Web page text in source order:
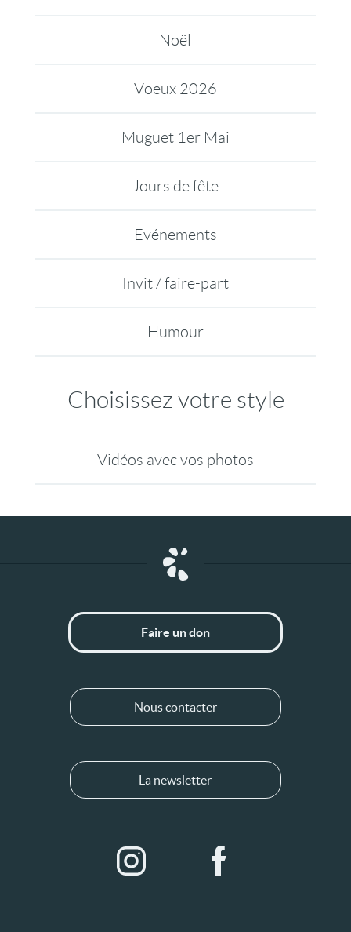
Noël
Voeux 2026
Muguet 1er Mai
Jours de fête
Evénements
Invit / faire-part
Humour
Choisissez votre style
Vidéos avec vos photos
Faire un don
Nous contacter
La newsletter